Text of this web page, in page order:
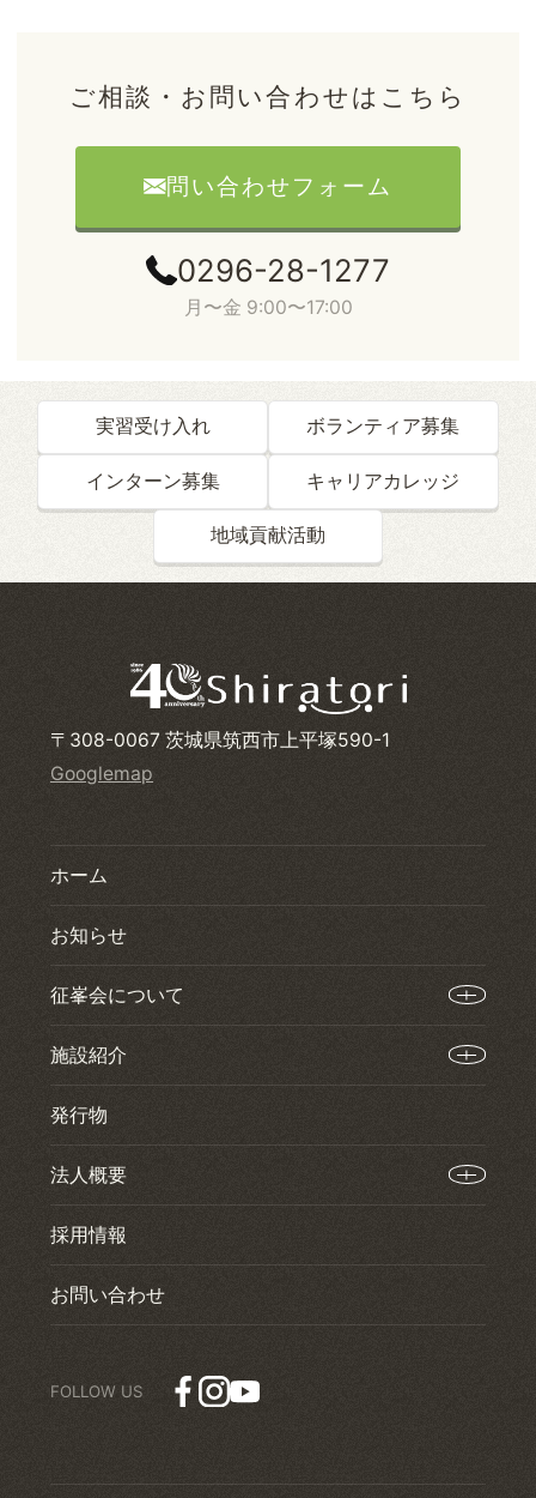
ご相談・お問い合わせはこちら
問い合わせフォーム
0296-28-1277
月〜金 9:00〜17:00
実習受け入れ ボランティア募集
インターン募集 キャリアカレッジ
地域貢献活動
〒308-0067 茨城県筑西市上平塚590-1
Googlemap
ホーム
お知らせ
征峯会について
施設紹介
発行物
法人概要
採用情報
お問い合わせ